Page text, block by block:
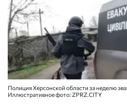
Полиция Херсонской области за неделю
Иллюстративное фото: ZPRZ.CITY